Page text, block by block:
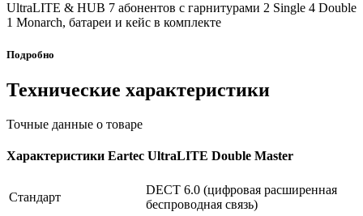
UltraLITE & HUB 7 абонентов с гарнитурами 2 Single 4 Double
1 Monarch, батареи и кейс в комплекте
Подробно
Технические характеристики
Точные данные о товаре
Характеристики Eartec UltraLITE Double Master
Стандарт
DECT 6.0 (цифровая расширенная
беспроводная связь)